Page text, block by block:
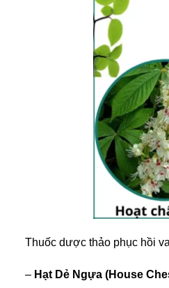
Thuốc dược thảo phục hồi
– Hạt Dẻ Ngựa (House